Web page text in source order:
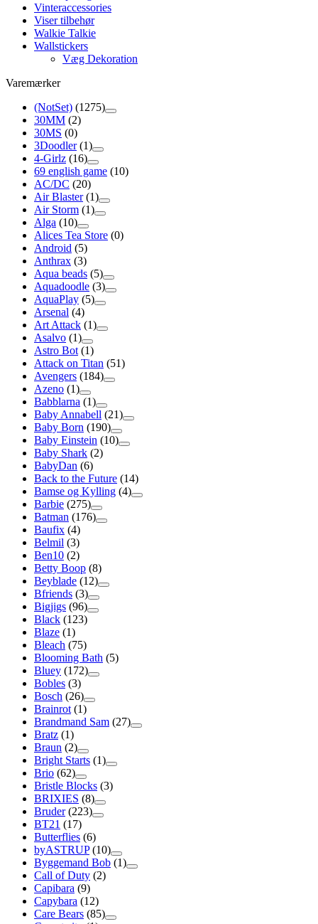
Vinteraccessories
Viser tilbehør
Walkie Talkie
Wallstickers
Væg Dekoration
Varemærker
(NotSet) (1275)
30MM (2)
30MS (0)
3Doodler (1)
4-Girlz (16)
69 english game (10)
AC/DC (20)
Air Blaster (1)
Air Storm (1)
Alga (10)
Alices Tea Store (0)
Android (5)
Anthrax (3)
Aqua beads (5)
Aquadoodle (3)
AquaPlay (5)
Arsenal (4)
Art Attack (1)
Asalvo (1)
Astro Bot (1)
Attack on Titan (51)
Avengers (184)
Azeno (1)
Babblarna (1)
Baby Annabell (21)
Baby Born (190)
Baby Einstein (10)
Baby Shark (2)
BabyDan (6)
Back to the Future (14)
Bamse og Kylling (4)
Barbie (275)
Batman (176)
Baufix (4)
Belmil (3)
Ben10 (2)
Betty Boop (8)
Beyblade (12)
Bfriends (3)
Bigjigs (96)
Black (123)
Blaze (1)
Bleach (75)
Blooming Bath (5)
Bluey (172)
Bobles (3)
Bosch (26)
Brainrot (1)
Brandmand Sam (27)
Bratz (1)
Braun (2)
Bright Starts (1)
Brio (62)
Bristle Blocks (3)
BRIXIES (8)
Bruder (223)
BT21 (17)
Butterflies (6)
byASTRUP (10)
Byggemand Bob (1)
Call of Duty (2)
Capibara (9)
Capybara (12)
Care Bears (85)